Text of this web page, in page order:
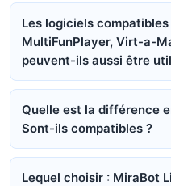
Les logiciels
MultiFunPlayer, Virt-a-
peuvent-ils aussi être
Quelle est la différence
Sont-ils compatibles ?
Lequel choisir : MiraBot